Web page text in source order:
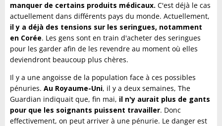
manquer de certains produits médicaux. C'est déjà le cas
actuellement dans différents pays du monde. Actuellement,
il y a déjà des tensions sur les seringues, notamment
en Corée. Les gens sont en train d'acheter des seringues
pour les garder afin de les revendre au moment où elles
deviendront beaucoup plus chères.
Il y a une angoisse de la population face à ces possibles
pénuries. Au Royaume-Uni, il y a deux semaines, The
Guardian indiquait que, fin mai, il n'y aurait plus de gants
pour que les soignants puissent travailler. Donc
effectivement, on peut arriver à une pénurie. Le danger est